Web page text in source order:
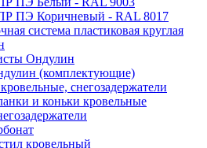
ПЭ Коричневый - RAL 8017
система пластиковая круглая
Ондулин
(комплектующие)
снегозадержатели
и коньки кровельные
кровельный